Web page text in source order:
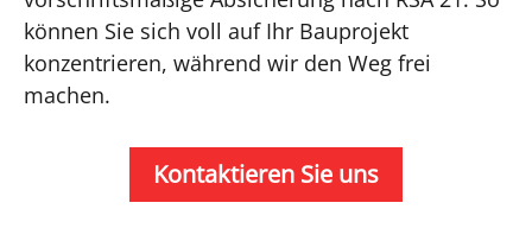
können Sie sich voll auf Ihr Bauprojekt
konzentrieren, während wir den Weg frei
machen.
Kontaktieren Sie uns